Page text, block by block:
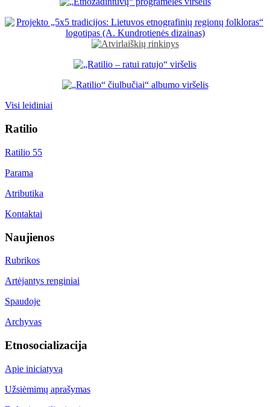
Visi leidiniai
Ratilio
Ratilio 55
Parama
Atributika
Kontaktai
Naujienos
Rubrikos
Artėjantys renginiai
Spaudoje
Archyvas
Etnosocializacija
Apie iniciatyvą
Užsiėmimų aprašymas